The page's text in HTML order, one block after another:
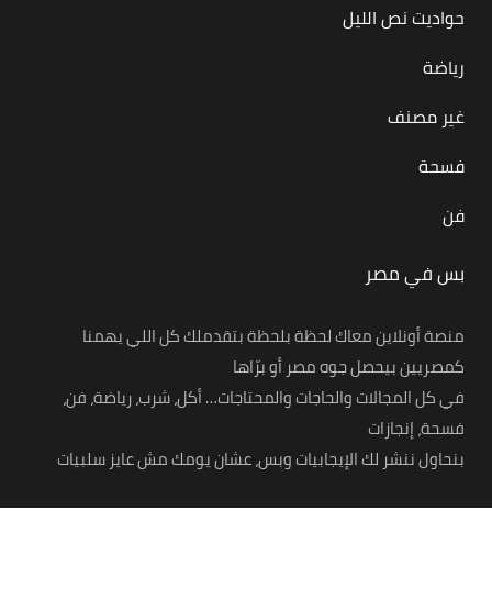
حواديت نص الليل
رياضة
غير مصنف
فسحة
فن
بس في مصر
منصة أونلاين معاك لحظة بلحظة بتقدملك كل اللي يهمنا
كمصريين بيحصل جوه مصر أو برّاها
في كل المجالات والحاجات والمحتاجات… أكل، شرب، رياضة، فن،
فسحة، إنجازات
بنحاول ننشر لك الإيجابيات وبس، عشان يومك مش عايز سلبيات